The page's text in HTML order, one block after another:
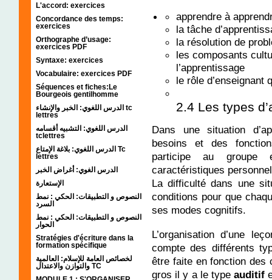
L'accord: exercices
Concordance des temps:
exercices
Orthographe d’usage:
exercices PDF
Syntaxe: exercices
Vocabulaire: exercices PDF
Séquences et fiches:Le
Bourgeois gentilhomme
الدرس اللغوي: الخبر والإنشاء tc
lettres
الدرس اللغوي: التشبيه أقسامه
tclettres
الدرس اللغوي: بلاغة الإمتاع Tc
lettres
الدرس الغوي: أغراض الخبر
الإستعارة
النصوص و التطبيقات: الحكي : نمط
السرد
النصوص و التطبيقات: الحكي : نمط
الحوار
Stratégies d'écriture dans la
formation spécifique
لخصائص العامة للإسلام: العالمية
والتوازن والاعتدال TC
apprendre à
la tâche
la résolution de
les composants
l’apprentissage
le rôle d’enseignant
2.4 Les types
Dans une situation
besoins et des
participe au groupe
caractéristiques
La difficulté dans une
conditions pour que
ses modes cognitifs.
L’organisation d’une
compte des différents
être faite en fonction des
gros il y a le typeauditif